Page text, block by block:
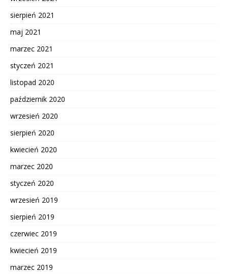
sierpień 2021
maj 2021
marzec 2021
styczeń 2021
listopad 2020
październik 2020
wrzesień 2020
sierpień 2020
kwiecień 2020
marzec 2020
styczeń 2020
wrzesień 2019
sierpień 2019
czerwiec 2019
kwiecień 2019
marzec 2019